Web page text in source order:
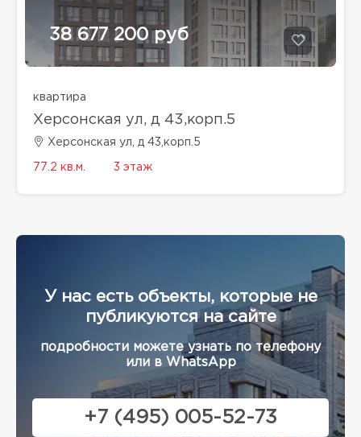
38 677 200 руб
квартира
Херсонская ул, д 43,корп.5
Херсонская ул, д 43,корп.5
77.2 кв.м. 3 этаж
У нас есть объекты, которые не
публикуются на сайте
подробности можете узнать по телефону
или в WhatsApp
+7 (495) 005-52-73